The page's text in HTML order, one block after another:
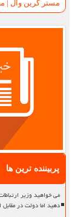
مستر گرین وال |
پربیننده ترین ها
می خواهید وزیر
دهید اما دولت در مقابل